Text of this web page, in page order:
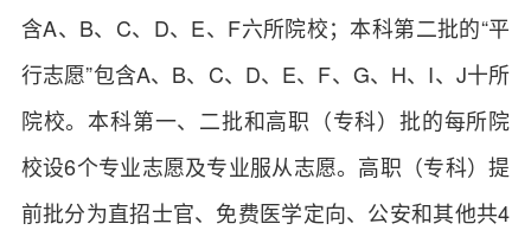
含A、B、C、D、E、F六所院校；本科第二批的“平
行志愿”包含A、B、C、D、E、F、G、H、I、J十所
院校。本科第一、二批和高职（专科）批的每所院
校设6个专业志愿及专业服从志愿。高职（专科）提
前批分为直招士官、免费医学定向、公安和其他共4